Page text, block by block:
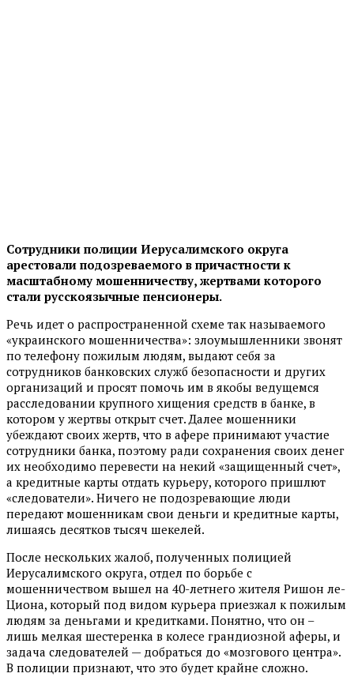
Сотрудники полиции Иерусалимского округа
арестовали подозреваемого в причастности к
масштабному мошенничеству, жертвами которого
стали русскоязычные пенсионеры.
Речь идет о распространенной схеме так называемого
«украинского мошенничества»: злоумышленники звонят
по телефону пожилым людям, выдают себя за
сотрудников банковских служб безопасности и других
организаций и просят помочь им в якобы ведущемся
расследовании крупного хищения средств в банке, в
котором у жертвы открыт счет. Далее мошенники
убеждают своих жертв, что в афере принимают участие
сотрудники банка, поэтому ради сохранения своих денег
их необходимо перевести на некий «защищенный счет»,
а кредитные карты отдать курьеру, которого пришлют
«следователи». Ничего не подозревающие люди
передают мошенникам свои деньги и кредитные карты,
лишаясь десятков тысяч шекелей.
После нескольких жалоб, полученных полицией
Иерусалимского округа, отдел по борьбе с
мошенничеством вышел на 40-летнего жителя Ришон ле-
Циона, который под видом курьера приезжал к пожилым
людям за деньгами и кредитками. Понятно, что он –
лишь мелкая шестеренка в колесе грандиозной аферы, и
задача следователей — добраться до «мозгового центра».
В полиции признают, что это будет крайне сложно.